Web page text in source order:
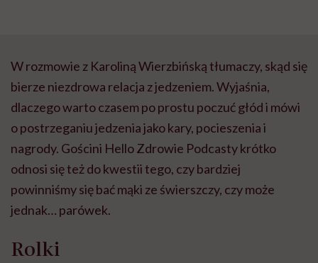
W rozmowie z Karoliną Wierzbińską tłumaczy, skąd się
bierze niezdrowa relacja z jedzeniem. Wyjaśnia,
dlaczego warto czasem po prostu poczuć głód i mówi
o postrzeganiu jedzenia jako kary, pocieszenia i
nagrody. Gościni Hello Zdrowie Podcasty krótko
odnosi się też do kwestii tego, czy bardziej
powinniśmy się bać mąki ze świerszczy, czy może
jednak… parówek.
Rolki